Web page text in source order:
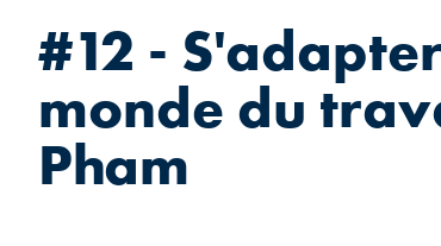
#12 -
monde du
Pham